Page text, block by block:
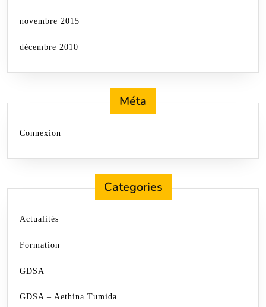
novembre 2015
décembre 2010
Méta
Connexion
Categories
Actualités
Formation
GDSA
GDSA – Aethina Tumida